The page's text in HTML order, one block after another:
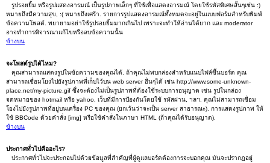
รูปรอยยิ้ม หรือรูปแสดงอารมณ์ เป็นรูปภาพเล็กๆ ที่ใช้เพื่อแสดงอารมณ์ โดยใช้รหัสพิเศษสั้นๆเช่น :)
หมายถึงมีความสุข, :( หมายถึงเศร้า. รายการรูปแสดงอารมณ์ทั้งหมดจะอยู่ในแบบฟอร์มสำหรับพิมพ์
ข้อความโพสต์. พยายามอย่าใช้รูปรอยยิ้มมากเกินไป เพราะจะทำให้อ่านได้ยาก และ moderator
อาจทำการพิจารณาแก้ไขหรือลบข้อความนั้น
ข้างบน
จะโพสต์รูปได้ไหม?
คุณสามารถแสดงรูปในข้อความของคุณได้. ถ้าคุณไม่พบกล่องสำหรับแนบไฟล์ขึ้นบอร์ด คุณ
สามารถเชื่อมโยงไปยังรูปภาพที่เก็บไว้บน web server อื่นๆได้ เช่น http://www.some-unknown-
place.net/my-picture.gif ซึ่งจะต้องไม่เป็นรูปภาพที่ต้องใช้ระบบการอนุญาต เช่น รูปในกล่อง
จดหมายของ hotmail หรือ yahoo, เว็บที่มีการป้องกันโดยใช้ รหัสผ่าน, ฯลฯ. คุณไม่สามารถเชื่อม
โยงไปยังรูปภาพที่อยู่บนเครื่อง PC ของคุณ (ยกเว้นว่าจะเป็น server สาธารณะ). การแสดงรูปภาพ ให้
ใช้ BBCode ด้วยคำสั่ง [img] หรือใช้คำสั่งในภาษา HTML (ถ้าคุณได้รับอนุญาต).
ข้างบน
ประกาศทั่วไปคืออะไร?
ประกาศทั่วไปจะประกอบไปด้วยข้อมูลที่สำคัญที่ผู้ดูแลบอร์ดต้องการจะบอกคุณ มันจะปรากฏอยู่